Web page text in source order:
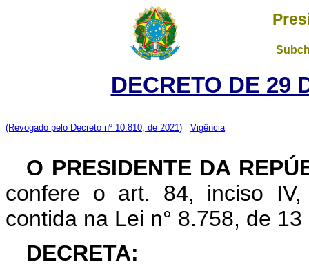
DECRETO DE 29
(Revogado pelo Decreto nº 10.810, de 2021) Vigência
O PRESIDENTE DA
confere o art. 84, inciso
contida na Lei n° 8.758, de
DECRETA: